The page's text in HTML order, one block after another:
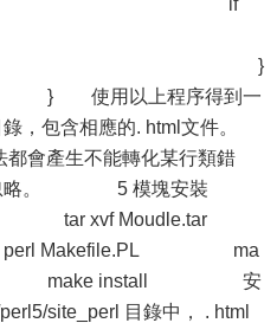
$vale`; if
){
}
程序得到一
，包含相應的. html文件。
產生不能轉化某行類錯
以忽略。 5 模塊安裝
tar xvf Moudle.tar
Makefile.PL ma
install 安
site_perl 目錄中， . html